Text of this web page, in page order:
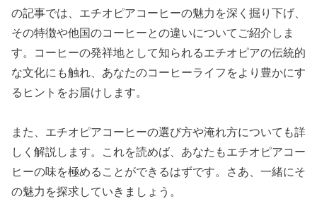
の記事では、エチオピアコーヒーの魅力を深く掘り下げ、
その特徴や他国のコーヒーとの違いについてご紹介しま
す。コーヒーの発祥地として知られるエチオピアの伝統的
な文化にも触れ、あなたのコーヒーライフをより豊かにす
るヒントをお届けします。
また、エチオピアコーヒーの選び方や淹れ方についても詳
しく解説します。これを読めば、あなたもエチオピアコー
ヒーの味を極めることができるはずです。さあ、一緒にそ
の魅力を探求していきましょう。